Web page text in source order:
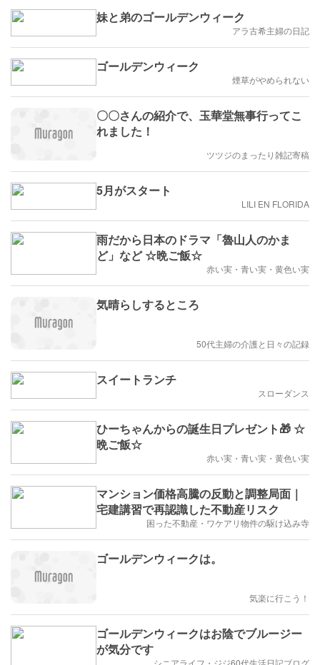
妹と弟のゴールデンウィーク
アラ古希主婦の日記
ゴールデンウィーク
煙草がやめられない
〇〇さんの紹介で、玉華堂無事行ってこ
れました！
ツツジのまったり雑記寄稿
5月がスタート
LILI EN FLORIDA
雨だから日本のドラマ「魯山人のかま
ど」など ☆晩ご飯☆
赤い実・青い実・黄色い実
気晴らしするところ
50代主婦の介護と日々の記録
スイートランチ
スローダンス
ひーちゃんからの誕生日プレゼント🎁 ☆
晩ご飯☆
赤い実・青い実・黄色い実
マンション価格高騰の反動と調整局面｜
宅建講習で再認識した不動産リスク
困った不動産・ワケアリ物件の駆け込み寺
ゴールデンウィークは。
気楽に行こう！
ゴールデンウィークはお陰でブルージー
が気分です